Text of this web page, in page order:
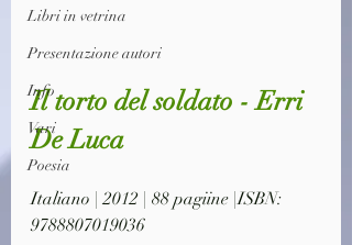
Libri in vetrina
Presentazione autori
Info
Vari
Poesia
Il torto del soldato - Erri
De Luca
Italiano | 2012 | 88 pagiine |ISBN:
9788807019036